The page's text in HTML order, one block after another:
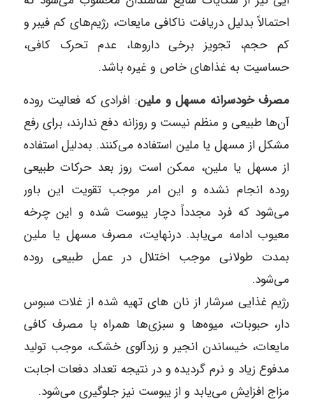
احتمالاً بدلیل دریافت ناکافی مایعات، رژیم‎‌های کم فیبر و
کم حجم، تجویز برخی دارو‌ها، عدم تحرک کافی،
حساسیت به غذاهای خاص و غیره باشد.
مصرف خودسرانه مسهل و ملین: افرادی که فعالیت روده
آن‌ها طبیعی و منظم نیست و روزانه دفع ندارند، برای رفع
مشکل از مسهل یا ملین استفاده می‌‎کنند. به‌دلیل استفاده
از مسهل یا ملین، ممکن است روز بعد حرکات طبیعی
روده انجام نشده و این امر موجب تقویت این باور
می‌‎شود که فرد مجدداً دچار یبوست شده و این چرخه
معیوب ادامه می‌‎یابد. درنهایت، مصرف مسهل یا ملین
بمدت طولانی موجب اختلال در عمل طبیعی روده
می‌‎شود.
رژیم غذایی سرشار از نان‌ های تهیه شده از غلات سبوس
دار، حبوبات، میوه‎‌ها و سبزی‎‌ها همراه با مصرف کافی
مایعات، خیساندن انجیر و زردآلوی خشک، موجب تولید
مدفوع زیاد و نرم گردیده و در نتیجه تعداد دفعات اجابت
مزاج افزایش می‌‎یابد و از یبوست نیز جلوگیری می‌‎شود.